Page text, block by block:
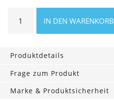
Thermos
Reisebecher
Marble
Menge
IN DEN WARENKORB
Produktdetails
Frage zum Produkt
Marke & Produktsicherheit